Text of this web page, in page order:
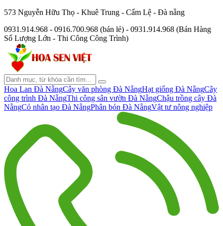
573 Nguyễn Hữu Thọ - Khuê Trung - Cẩm Lệ - Đà nẵng
0931.914.968 - 0916.700.968 (bán lẻ) - 0931.914.968 (Bán Hàng
Số Lượng Lớn - Thi Công Công Trình)
Hoa Lan Đà NẵngCây văn phòng Đà NẵngHạt giống Đà NẵngCây
công trình Đà NẵngThi công sân vườn Đà NẵngChậu trồng cây Đà
NẵngCỏ nhân tạo Đà NẵngPhân bón Đà NẵngVật tư nông nghiệp